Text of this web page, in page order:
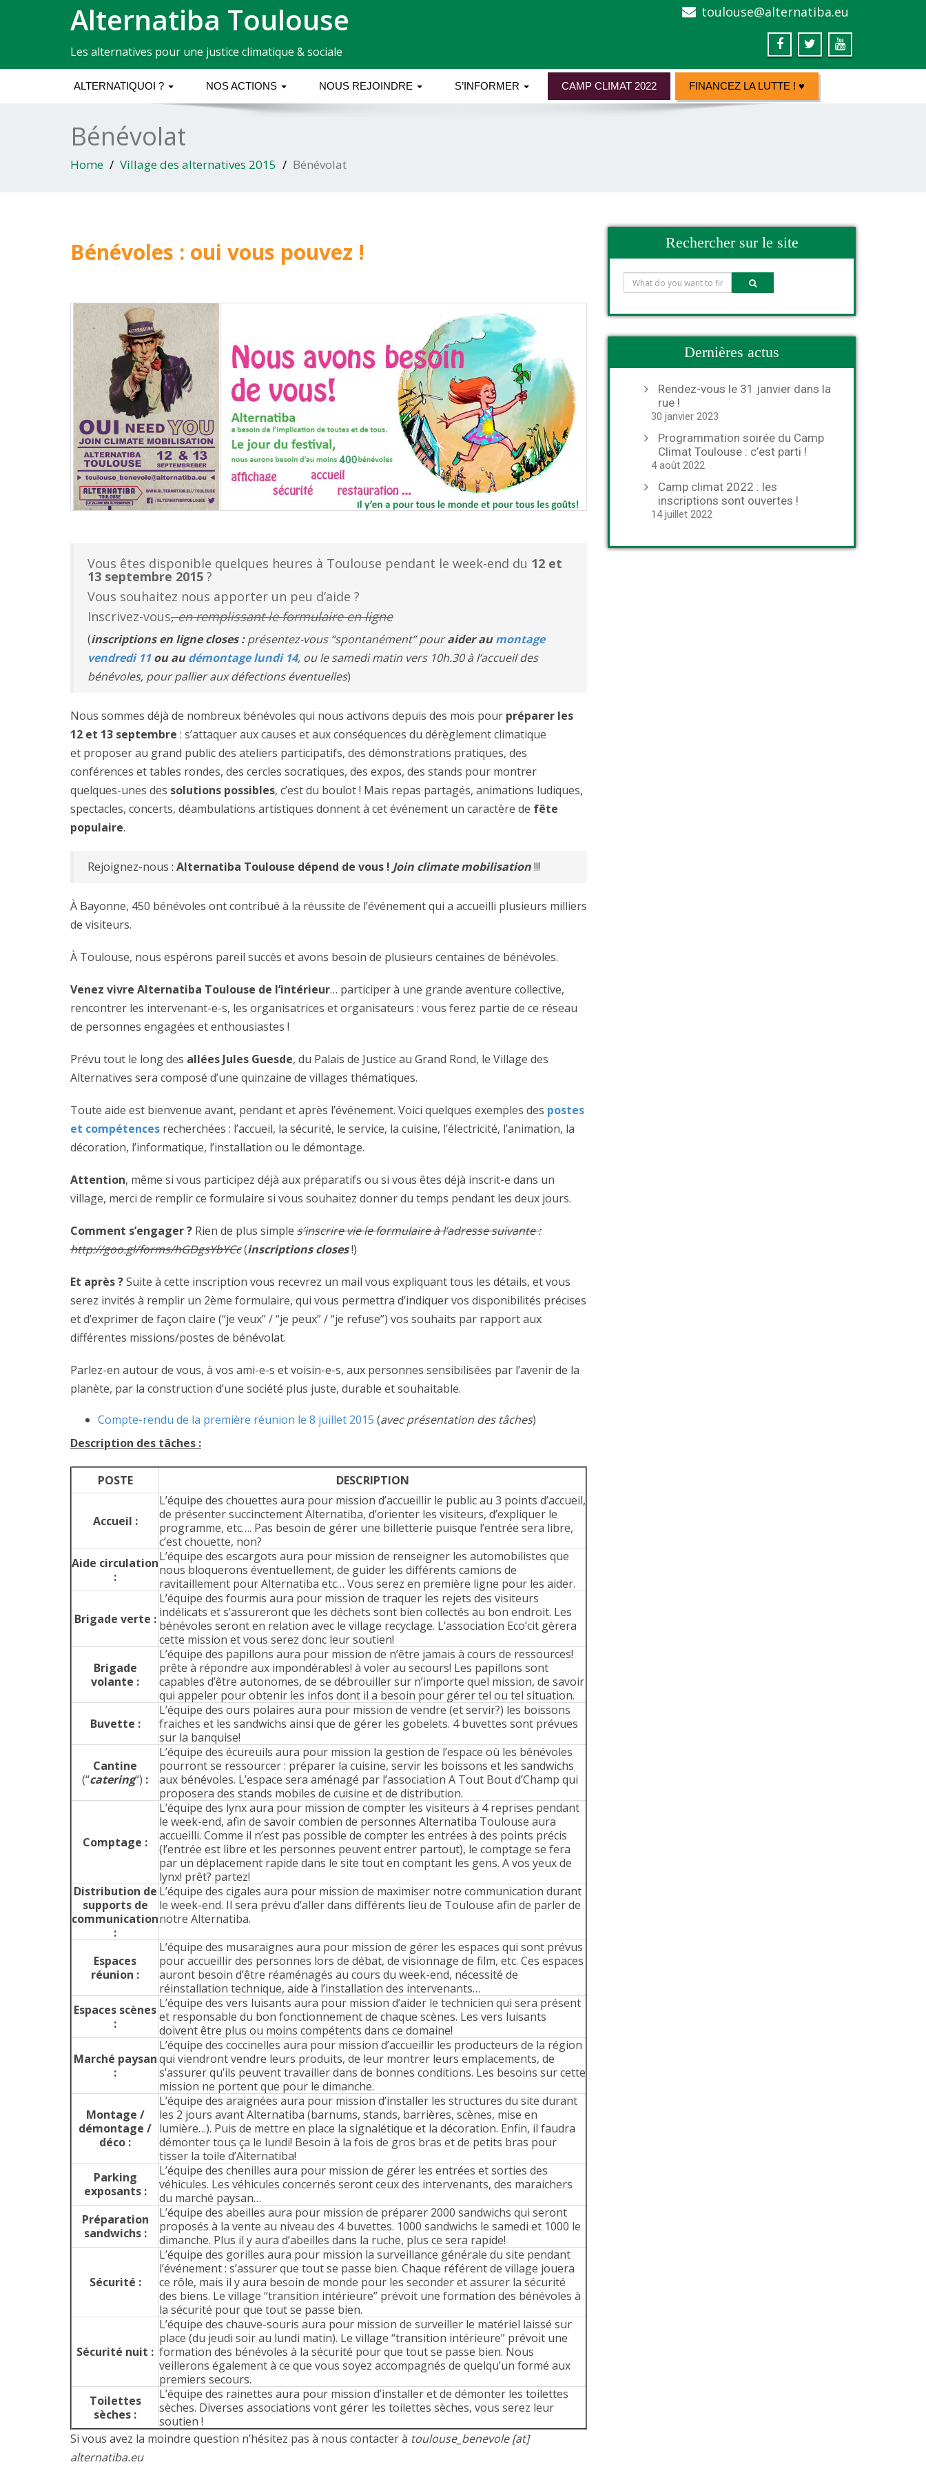
Alternatiba Toulouse
Les alternatives pour une justice climatique & sociale
toulouse@alternatiba.eu
ALTERNATIQUOI ? NOS ACTIONS NOUS REJOINDRE S’INFORMER CAMP CLIMAT 2022 FINANCEZ LA LUTTE ! ♥
Bénévolat
Home Village des alternatives 2015 Bénévolat
Bénévoles : oui vous pouvez !
Vous êtes disponible quelques heures à Toulouse pendant le week-end du 12 et
13 septembre 2015 ?
Vous souhaitez nous apporter un peu d’aide ?
Inscrivez-vous,en remplissant le formulaire en ligne
(inscriptions en ligne closes :présentez-vous “spontanément” pouraider aumontage
vendredi 11ou audémontage lundi 14, ou le samedi matin vers 10h.30 à l’accueil des
bénévoles, pour pallier aux défections éventuelles)
Nous sommes déjà de nombreux bénévoles qui nous activons depuis des mois pour préparer les
12 et 13 septembre : s’attaquer aux causes et aux conséquences du dérèglement climatique
et proposer au grand public des ateliers participatifs, des démonstrations pratiques, des
conférences et tables rondes, des cercles socratiques, des expos, des stands pour montrer
quelques-unes des solutions possibles, c’est du boulot ! Mais repas partagés, animations ludiques,
spectacles, concerts, déambulations artistiques donnent à cet événement un caractère de fête
populaire.
Rejoignez-nous : Alternatiba Toulouse dépend de vous ! Join climate mobilisation!!!
À Bayonne, 450 bénévoles ont contribué à la réussite de l’événement qui a accueilli plusieurs milliers
de visiteurs.
À Toulouse, nous espérons pareil succès et avons besoin de plusieurs centaines de bénévoles.
Venez vivre Alternatiba Toulouse de l’intérieur… participer à une grande aventure collective,
rencontrer les intervenant-e-s, les organisatrices et organisateurs : vous ferez partie de ce réseau
de personnes engagées et enthousiastes !
Prévu tout le long des allées Jules Guesde, du Palais de Justice au Grand Rond, le Village des
Alternatives sera composé d’une quinzaine de villages thématiques.
Toute aide est bienvenue avant, pendant et après l’événement. Voici quelques exemples des postes
et compétences recherchées : l’accueil, la sécurité, le service, la cuisine, l’électricité, l’animation, la
décoration, l’informatique, l’installation ou le démontage.
Attention, même si vous participez déjà aux préparatifs ou si vous êtes déjà inscrit-e dans un
village, merci de remplir ce formulaire si vous souhaitez donner du temps pendant les deux jours.
Comment s’engager ? Rien de plus simple s’inscrire vie le formulaire à l’adresse suivante :
http://goo.gl/forms/hGDgsYbYCc(inscriptions closes!)
Et après ?Suite à cette inscription vous recevrez un mail vous expliquant tous les détails, et vous
serez invités à remplir un 2ème formulaire, qui vous permettra d’indiquer vos disponibilités précises
et d’exprimer de façon claire (“je veux” / “je peux” / “je refuse”) vos souhaits par rapport aux
différentes missions/postes de bénévolat.
Parlez-en autour de vous, à vos ami-e-s et voisin-e-s, aux personnes sensibilisées par l’avenir de la
planète, par la construction d’une société plus juste, durable et souhaitable.
Compte-rendu de la première réunion le 8 juillet 2015 (avec présentation des tâches)
Description des tâches :
POSTE DESCRIPTION
Accueil :
L’équipe des chouettes aura pour mission d’accueillir le public au 3 points d’accueil,
de présenter succinctement Alternatiba, d’orienter les visiteurs, d’expliquer le
programme, etc…. Pas besoin de gérer une billetterie puisque l’entrée sera libre,
c’est chouette, non?
Aide circulation
:
L’équipe des escargots aura pour mission de renseigner les automobilistes que
nous bloquerons éventuellement, de guider les différents camions de
ravitaillement pour Alternatiba etc… Vous serez en première ligne pour les aider.
Brigade verte :
L’équipe des fourmis aura pour mission de traquer les rejets des visiteurs
indélicats et s’assureront que les déchets sont bien collectés au bon endroit. Les
bénévoles seront en relation avec le village recyclage. L’association Eco’cit gèrera
cette mission et vous serez donc leur soutien!
Brigade
volante :
L’équipe des papillons aura pour mission de n’être jamais à cours de ressources!
prête à répondre aux impondérables! à voler au secours! Les papillons sont
capables d’être autonomes, de se débrouiller sur n’importe quel mission, de savoir
qui appeler pour obtenir les infos dont il a besoin pour gérer tel ou tel situation.
Buvette :
L’équipe des ours polaires aura pour mission de vendre (et servir?) les boissons
fraiches et les sandwichs ainsi que de gérer les gobelets. 4 buvettes sont prévues
sur la banquise!
Cantine
(“catering“) :
L’équipe des écureuils aura pour mission la gestion de l’espace où les bénévoles
pourront se ressourcer : préparer la cuisine, servir les boissons et les sandwichs
aux bénévoles. L’espace sera aménagé par l’association A Tout Bout d’Champ qui
proposera des stands mobiles de cuisine et de distribution.
Comptage :
L’équipe des lynx aura pour mission de compter les visiteurs à 4 reprises pendant
le week-end, afin de savoir combien de personnes Alternatiba Toulouse aura
accueilli. Comme il n’est pas possible de compter les entrées à des points précis
(l’entrée est libre et les personnes peuvent entrer partout), le comptage se fera
par un déplacement rapide dans le site tout en comptant les gens. A vos yeux de
lynx! prêt? partez!
Distribution de
supports de
communication
:
L’équipe des cigales aura pour mission de maximiser notre communication durant
le week-end. Il sera prévu d’aller dans différents lieu de Toulouse afin de parler de
notre Alternatiba.
Espaces
réunion :
L’équipe des musaraignes aura pour mission de gérer les espaces qui sont prévus
pour accueillir des personnes lors de débat, de visionnage de film, etc. Ces espaces
auront besoin d’être réaménagés au cours du week-end, nécessité de
réinstallation technique, aide à l’installation des intervenants…
Espaces scènes
:
L’équipe des vers luisants aura pour mission d’aider le technicien qui sera présent
et responsable du bon fonctionnement de chaque scènes. Les vers luisants
doivent être plus ou moins compétents dans ce domaine!
Marché paysan
:
L’équipe des coccinelles aura pour mission d’accueillir les producteurs de la région
qui viendront vendre leurs produits, de leur montrer leurs emplacements, de
s’assurer qu’ils peuvent travailler dans de bonnes conditions. Les besoins sur cette
mission ne portent que pour le dimanche.
Montage /
démontage /
déco :
L’équipe des araignées aura pour mission d’installer les structures du site durant
les 2 jours avant Alternatiba (barnums, stands, barrières, scènes, mise en
lumière…). Puis de mettre en place la signalétique et la décoration. Enfin, il faudra
démonter tous ça le lundi! Besoin à la fois de gros bras et de petits bras pour
tisser la toile d’Alternatiba!
Parking
exposants :
L’équipe des chenilles aura pour mission de gérer les entrées et sorties des
véhicules. Les véhicules concernés seront ceux des intervenants, des maraichers
du marché paysan…
Préparation
sandwichs :
L’équipe des abeilles aura pour mission de préparer 2000 sandwichs qui seront
proposés à la vente au niveau des 4 buvettes. 1000 sandwichs le samedi et 1000 le
dimanche. Plus il y aura d’abeilles dans la ruche, plus ce sera rapide!
Sécurité :
L’équipe des gorilles aura pour mission la surveillance générale du site pendant
l’événement : s’assurer que tout se passe bien. Chaque référent de village jouera
ce rôle, mais il y aura besoin de monde pour les seconder et assurer la sécurité
des biens. Le village “transition intérieure” prévoit une formation des bénévoles à
la sécurité pour que tout se passe bien.
Sécurité nuit :
L’équipe des chauve-souris aura pour mission de surveiller le matériel laissé sur
place (du jeudi soir au lundi matin). Le village “transition intérieure” prévoit une
formation des bénévoles à la sécurité pour que tout se passe bien. Nous
veillerons également à ce que vous soyez accompagnés de quelqu’un formé aux
premiers secours.
Toilettes
sèches :
L’équipe des rainettes aura pour mission d’installer et de démonter les toilettes
sèches. Diverses associations vont gérer les toilettes sèches, vous serez leur
soutien !
Si vous avez la moindre question n’hésitez pas à nous contacter à toulouse_benevole [at]
alternatiba.eu
Rechercher sur le site
Dernières actus
Rendez-vous le 31 janvier dans la
rue !
30 janvier 2023
Programmation soirée du Camp
Climat Toulouse : c’est parti !
4 août 2022
Camp climat 2022 : les
inscriptions sont ouvertes !
14 juillet 2022